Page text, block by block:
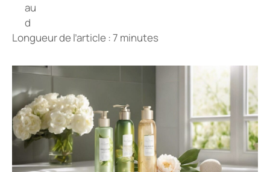
Longueur de l’article : 7 minutes